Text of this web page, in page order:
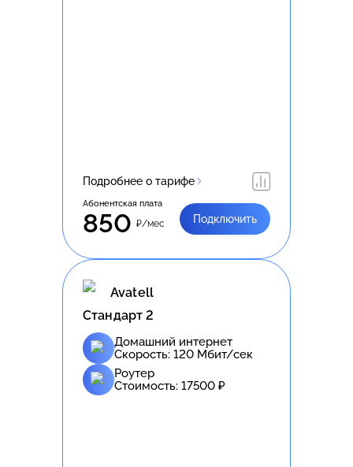
Подробнее о тарифе
Абонентская плата
850 ₽/мес Подключить
Avatell
Стандарт 2
Домашний интернет
Скорость: 120 Мбит/сек
Роутер
Стоимость: 17500 ₽